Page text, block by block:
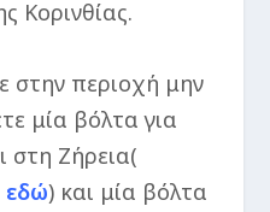
Κορινθίας.
στην περιοχή μην
μία βόλτα για
στη Ζήρεια(
εδώ) και μία βόλτα